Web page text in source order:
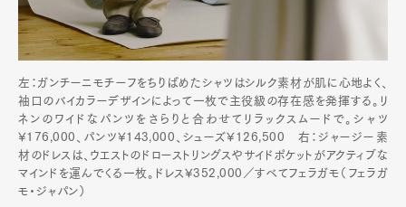
左：ガンチーニモチーフをちりばめたシャツはシルク素材が肌に心地よく、
袖口のバイカラーデザインによって一枚で主役級の存在感を発揮する。リ
ネンのワイドなパンツをさらりと合わせてリラックスムードで。シャツ
¥176,000、パンツ¥143,000、シューズ¥126,500 右：ジャージー素
材のドレスは、ウエストのドローストリングスやサイドポケットがアクティブな
マインドを運んでくる一枚。ドレス¥352,000／すべてフェラガモ（フェラガ
モ・ジャパン）